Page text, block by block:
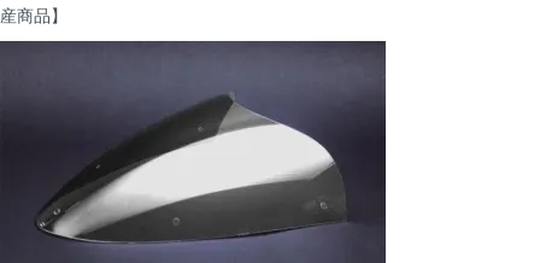
産商品】